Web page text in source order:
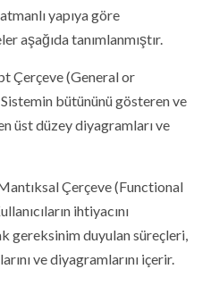
yapıya göre
aşağıda tanımlanmıştır.
(General or
bütününü gösteren ve
en üst düzey diyagramları ve
Çerçeve (Functional
ihtiyacını
gereksinim duyulan süreçleri,
ve diyagramlarını içerir.